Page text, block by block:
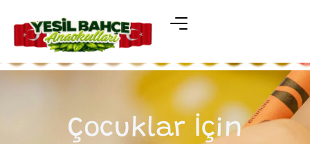
Çocuklar İçin